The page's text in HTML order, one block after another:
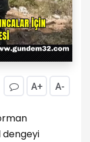
A+ A-
dengeyi